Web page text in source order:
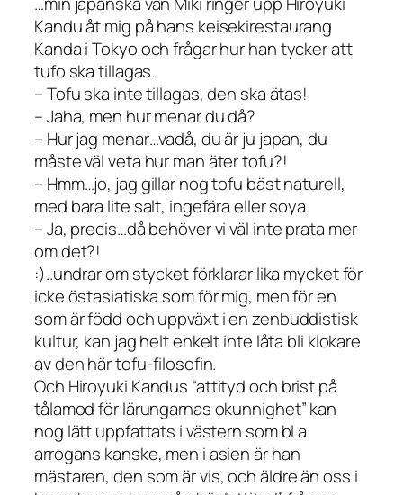
Kandu åt mig på hans keisekirestaurang
Kanda i Tokyo och frågar hur han tycker att
tufo ska tillagas.
– Tofu ska inte tillagas, den ska ätas!
– Jaha, men hur menar du då?
– Hur jag menar…vadå, du är ju japan, du
måste väl veta hur man äter tofu?!
– Hmm…jo, jag gillar nog tofu bäst naturell,
med bara lite salt, ingefära eller soya.
– Ja, precis…då behöver vi väl inte prata mer
om det?!
:)..undrar om stycket förklarar lika mycket för
icke östasiatiska som för mig, men för en
som är född och uppväxt i en zenbuddistisk
kultur, kan jag helt enkelt inte låta bli klokare
av den här tofu-filosofin.
Och Hiroyuki Kandus “attityd och brist på
tålamod för lärungarnas okunnighet” kan
nog lätt uppfattats i västern som bl a
arrogans kanske, men i asien är han
mästaren, den som är vis, och äldre än oss i